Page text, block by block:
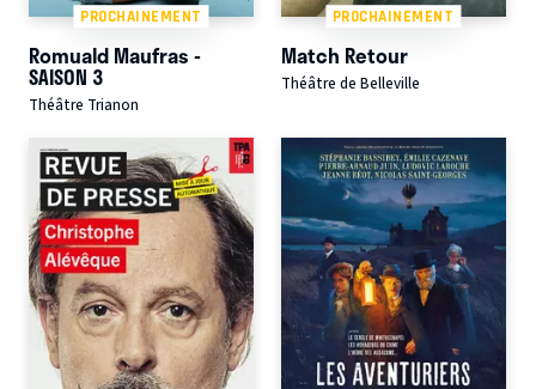
PROCHAINEMENT
Romuald Maufras -
SAISON 3
Théâtre Trianon
PROCHAINEMENT
Match Retour
Théâtre de Belleville